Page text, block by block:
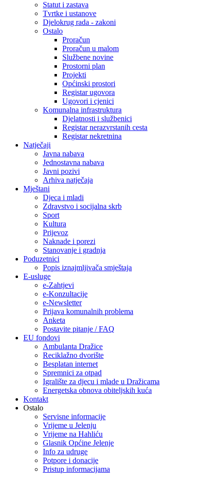
Statut i zastava
Tvrtke i ustanove
Djelokrug rada - zakoni
Ostalo
Proračun
Proračun u malom
Službene novine
Prostorni plan
Projekti
Općinski prostori
Registar ugovora
Ugovori i cjenici
Komunalna infrastruktura
Djelatnosti i službenici
Registar nerazvrstanih cesta
Registar nekretnina
Natječaji
Javna nabava
Jednostavna nabava
Javni pozivi
Arhiva natječaja
Mještani
Djeca i mladi
Zdravstvo i socijalna skrb
Sport
Kultura
Prijevoz
Naknade i porezi
Stanovanje i gradnja
Poduzetnici
Popis iznajmljivača smještaja
E-usluge
e-Zahtjevi
e-Konzultacije
e-Newsletter
Prijava komunalnih problema
Anketa
Postavite pitanje / FAQ
EU fondovi
Ambulanta Dražice
Reciklažno dvorište
Besplatan internet
Spremnici za otpad
Igralište za djecu i mlade u Dražicama
Energetska obnova obiteljskih kuća
Kontakt
Ostalo
Servisne informacije
Vrijeme u Jelenju
Vrijeme na Hahliću
Glasnik Općine Jelenje
Info za udruge
Potpore i donacije
Pristup informacijama